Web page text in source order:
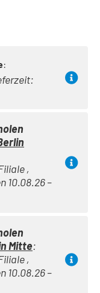
:
,
10.08.26 –
Mitte:
,
10.08.26 –